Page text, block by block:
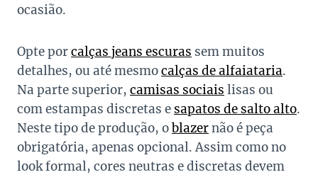
ocasião.
Opte porcalças jeans escuras sem muitos
detalhes, ou até mesmocalças de alfaiataria.
Na parte superior, camisas sociais lisas ou
com estampas discretas e sapatos de salto alto.
Neste tipo de produção, oblazernão é peça
obrigatória, apenas opcional. Assim como no
look formal, cores neutras e discretas devem